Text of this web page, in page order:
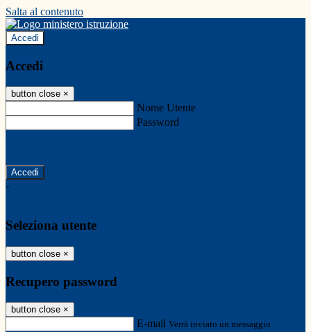
Salta al contenuto
Accedi
Accedi
button close ×
Nome Utente
Password
-
Seleziona utente
button close ×
Recupero password
button close ×
E-mail Verrà inviato un messaggio